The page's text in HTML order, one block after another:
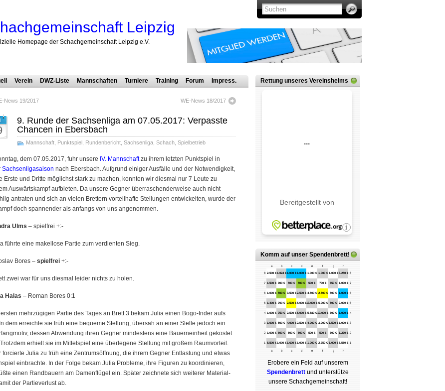
Leipzig
Homepage der Schachgemeinschaft Leipzig e.V.
Verein DWZ-Liste Mannschaften Turniere Training Forum Impress.
News 19/2017 WE-News 18/2017
9. Runde der Sachsenliga am 07.05.2017: Verpasste
Chancen in Ebersbach
Mannschaft Punktspiel Rundenbericht Sachsenliga Schach Spielbetrieb
dem 07.05.2017, fuhr unsere IV. Mannschaftzu ihrem letzten Punktspiel in
Sachsenligasaison nach Ebersbach. Aufgrund einiger Ausfälle und der Notwendigkeit,
Erste und Dritte möglichst stark zu machen, konnten wir diesmal nur 7 Leute zu
Auswärtskampf aufbieten. Da unsere Gegner überraschenderweise auch nicht
antraten und sich an vielen Brettern vorteilhafte Stellungen entwickelten, wurde der
doch spannender als anfangs von uns angenommen.
Ulms – spielfrei +:-
führte eine makellose Partie zum verdienten Sieg.
Bores – spielfrei +:-
zwei war für uns diesmal leider nichts zu holen.
Halas – Roman Bores 0:1
ersten mehrzügigen Partie des Tages an Brett 3 bekam Julia einen Bogo-Inder aufs
dem erreichte sie früh eine bequeme Stellung, übersah an einer Stelle jedoch ein
dessen Abwendung ihren Gegner mindestens eine Bauerneinheit gekostet
Trotzdem erhielt sie im Mittelspiel eine überlegene Stellung mit großem Raumvorteil.
forcierte Julia zu früh eine Zentrumsöffnung, die ihrem Gegner Entlastung und etwas
einbrachte. In der Folge bekam Julia Probleme, ihre Figuren zu koordinieren,
einen Randbauern am Damenflügel ein. Später zeichnete sich weiterer Material-
der Partieverlust ab.
Rettung unseres Vereinsheims
Komm auf unser Spendenbrett!
a b c d e f g h
8 2.500 € 1.024 € 1.000 € 1.000 € 1.000 € 1.000 € 1.000 € 3.250 € 8
7 1.500 € 900 € 500 € 500 € 500 € 700 € 650 € 1.000 € 7
6 1.000 € 500 € 3.500 € 2.500 € 4.500 € 2.500 € 500 € 1.000 € 6
5 1.400 € 700 € 2.500 € 5.000 €13.000 € 5.000 € 500 € 2.000 € 5
4 1.000 € 750 € 2.500 € 5.000 € 5.580 € 10.000 € 600 € 1.000 € 4
3 1.000 € 500 € 4.000 € 2.500 € 4.000 € 3.000 € 1.500 € 1.000 € 3
2 1.000 € 600 € 500 € 500 € 500 € 500 € 600 € 1.270 € 2
1 5.500 € 1.000 € 1.600 € 1.000 € 1.000 € 2.750 € 1.000 € 5.550 € 1
a b c d e f g h
Erobere ein Feld auf unserem
Spenden­brett und unterstütze
unsere Schach­ge­mein­schaft!